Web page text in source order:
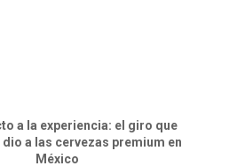
a la experiencia: el giro que
dio a las cervezas premium en
México